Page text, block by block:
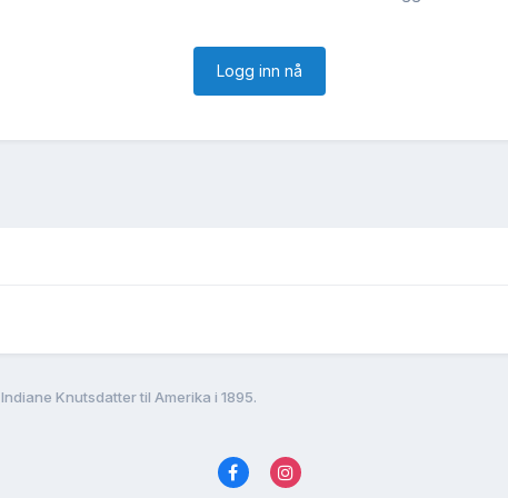
Logg inn nå
Indiane Knutsdatter til Amerika i 1895.